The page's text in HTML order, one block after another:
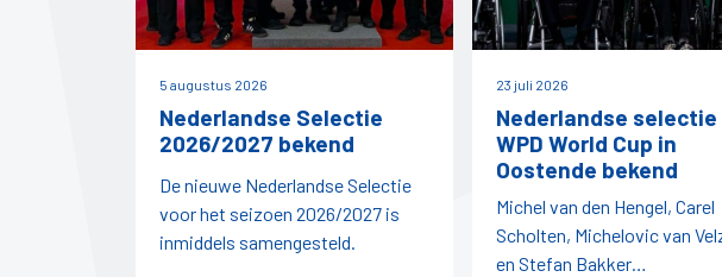
5 augustus 2026
Nederlandse Selectie
2026/2027 bekend
De nieuwe Nederlandse Selectie
voor het seizoen 2026/2027 is
inmiddels samengesteld.
23 juli 2026
Nederlandse selectie
WPD World Cup in
Oostende bekend
Michel van den Hengel, Carel
Scholten, Michelovic van
en Stefan Bakker